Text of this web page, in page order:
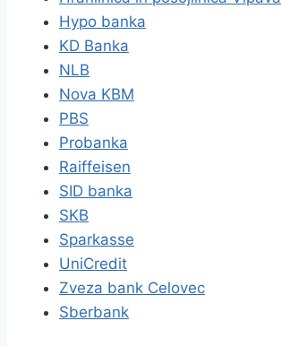
Hypo banka
KD Banka
NLB
Nova KBM
PBS
Probanka
Raiffeisen
SID banka
SKB
Sparkasse
UniCredit
Zveza bank Celovec
Sberbank